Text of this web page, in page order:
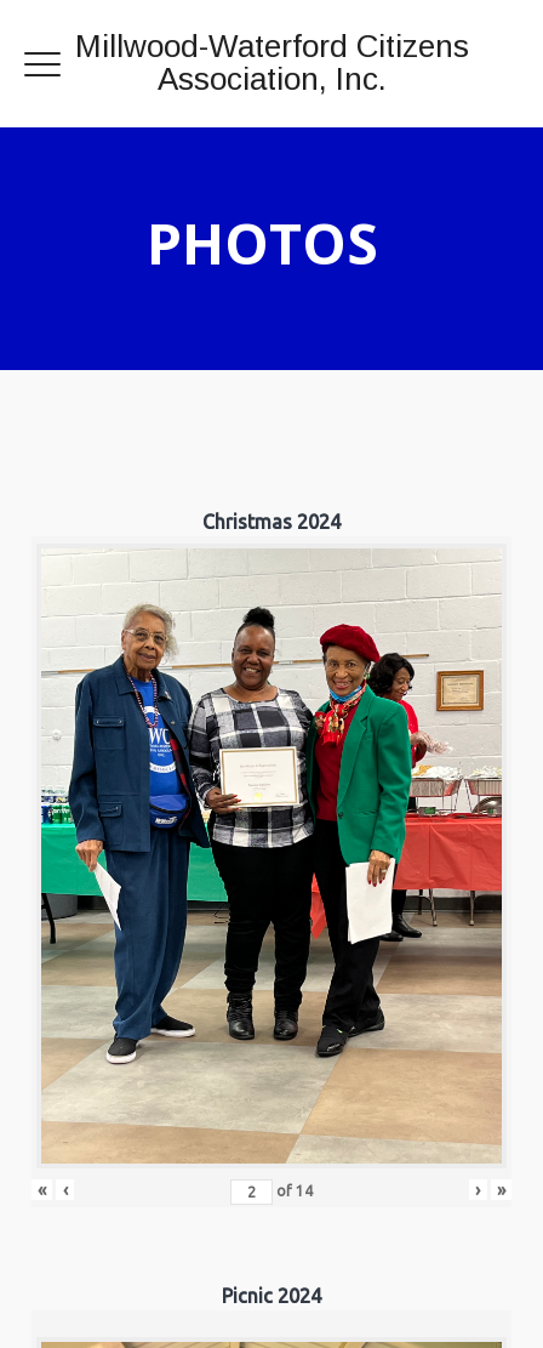
Millwood-Waterford Citizens
Association, Inc.
PHOTOS
Christmas 2024
« ‹ of 14 › »
Picnic 2024